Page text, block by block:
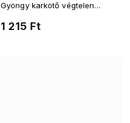
1 215 Ft
Gyöngy karkötő végtelen